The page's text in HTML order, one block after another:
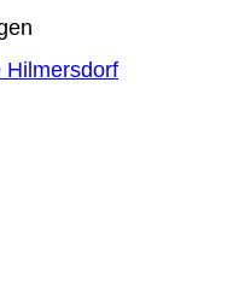
Hilmersdorf